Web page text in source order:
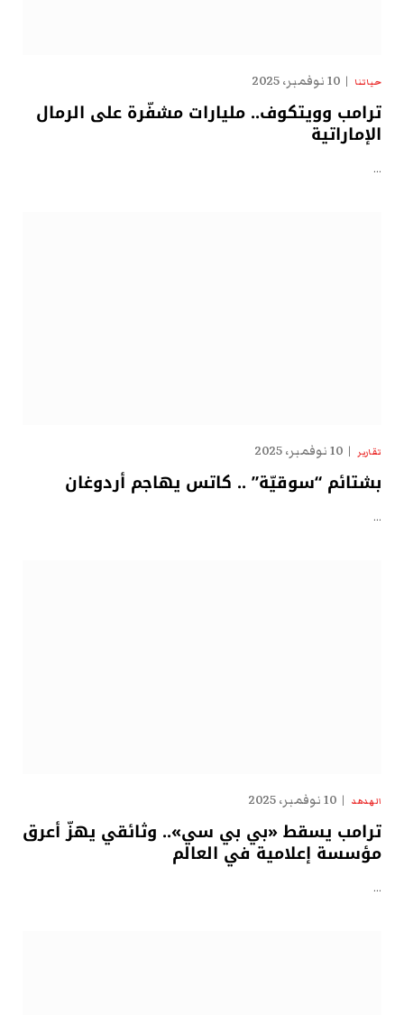
حياتنا 10 نوفمبر، 2025
ترامب وويتكوف.. مليارات مشفّرة على الرمال
الإماراتية
…
تقارير 10 نوفمبر، 2025
بشتائم “سوقيّة” .. كاتس يهاجم أردوغان
…
الهدهد 10 نوفمبر، 2025
ترامب يسقط «بي بي سي».. وثائقي يهزّ أعرق
مؤسسة إعلامية في العالم
…